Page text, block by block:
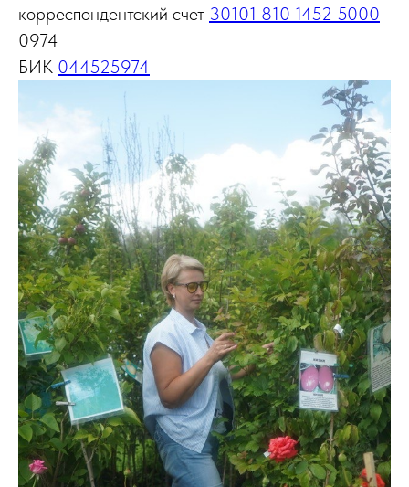
корреспондентский счет 30101 810 1452 5000
0974
БИК 044525974